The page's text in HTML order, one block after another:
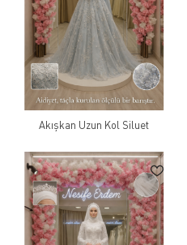
Akışkan Uzun Kol Siluet